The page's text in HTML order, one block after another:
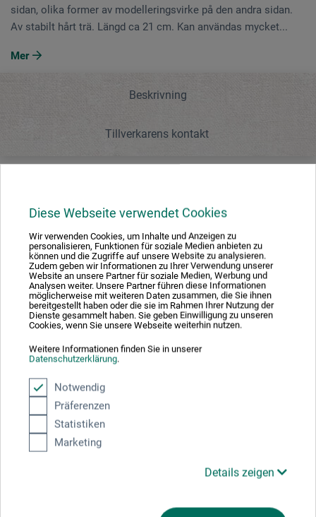
Diese Webseite verwendet Cookies
Wir verwenden Cookies, um Inhalte und Anzeigen zu
personalisieren, Funktionen für soziale Medien anbieten zu
können und die Zugriffe auf unsere Website zu analysieren.
Zudem geben wir Informationen zu Ihrer Verwendung unserer
Website an unsere Partner für soziale Medien, Werbung und
Analysen weiter. Unsere Partner führen diese Informationen
möglicherweise mit weiteren Daten zusammen, die Sie ihnen
bereitgestellt haben oder die sie im Rahmen Ihrer Nutzung der
Dienste gesammelt haben. Sie geben Einwilligung zu unseren
Cookies, wenn Sie unsere Webseite weiterhin nutzen.
Weitere Informationen finden Sie in unserer
Datenschutzerklärung.
Notwendig
Präferenzen
Statistiken
Marketing
Details zeigen
sidan, olika former av modelleringsvirke på den andra sidan.
Av stabilt hårt trä. Längd ca 21 cm. Kan användas mycket...
Mer
Beskrivning
Tillverkarens kontakt
Satsen innehåller 6 lerverktyg med dubbla ändar. Olika
formade skärtrådar för modellering av runt bandstål på
ena sidan, olika former av modelleringsvirke på den andra
sidan. Av stabilt hårt trä. Längd ca 21 cm. Kan användas
mycket mångsidigt. God kvalitet
Tillverkarens kontakt
Här hittar du tillverkarens kontaktuppgifter för den här
boesner GmbH distribution + logistics